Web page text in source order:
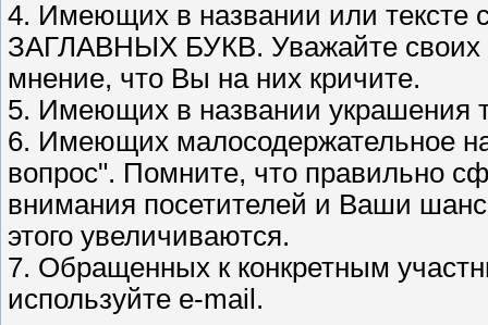
4. Имеющих в названии или тексте
ЗАГЛАВНЫХ БУКВ. Уважайте своих
мнение, что Вы на них кричите.
5. Имеющих в названии украшения
6. Имеющих малосодержательное
вопрос". Помните, что правильно
внимания посетителей и Ваши
этого увеличиваются.
7. Обращенных к конкретным
используйте e-mail.